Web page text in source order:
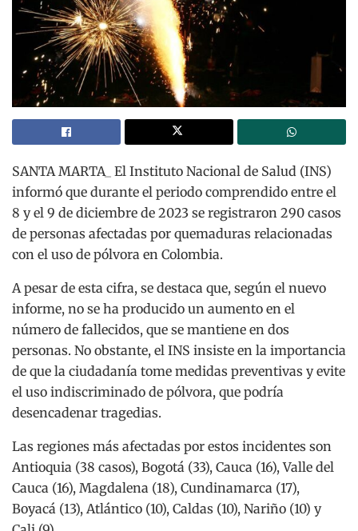
SANTA MARTA_ El Instituto Nacional de Salud (INS)
informó que durante el periodo comprendido entre el
8 y el 9 de diciembre de 2023 se registraron 290 casos
de personas afectadas por quemaduras relacionadas
con el uso de pólvora en Colombia.
A pesar de esta cifra, se destaca que, según el nuevo
informe, no se ha producido un aumento en el
número de fallecidos, que se mantiene en dos
personas. No obstante, el INS insiste en la importancia
de que la ciudadanía tome medidas preventivas y evite
el uso indiscriminado de pólvora, que podría
desencadenar tragedias.
Las regiones más afectadas por estos incidentes son
Antioquia (38 casos), Bogotá (33), Cauca (16), Valle del
Cauca (16), Magdalena (18), Cundinamarca (17),
Boyacá (13), Atlántico (10), Caldas (10), Nariño (10) y